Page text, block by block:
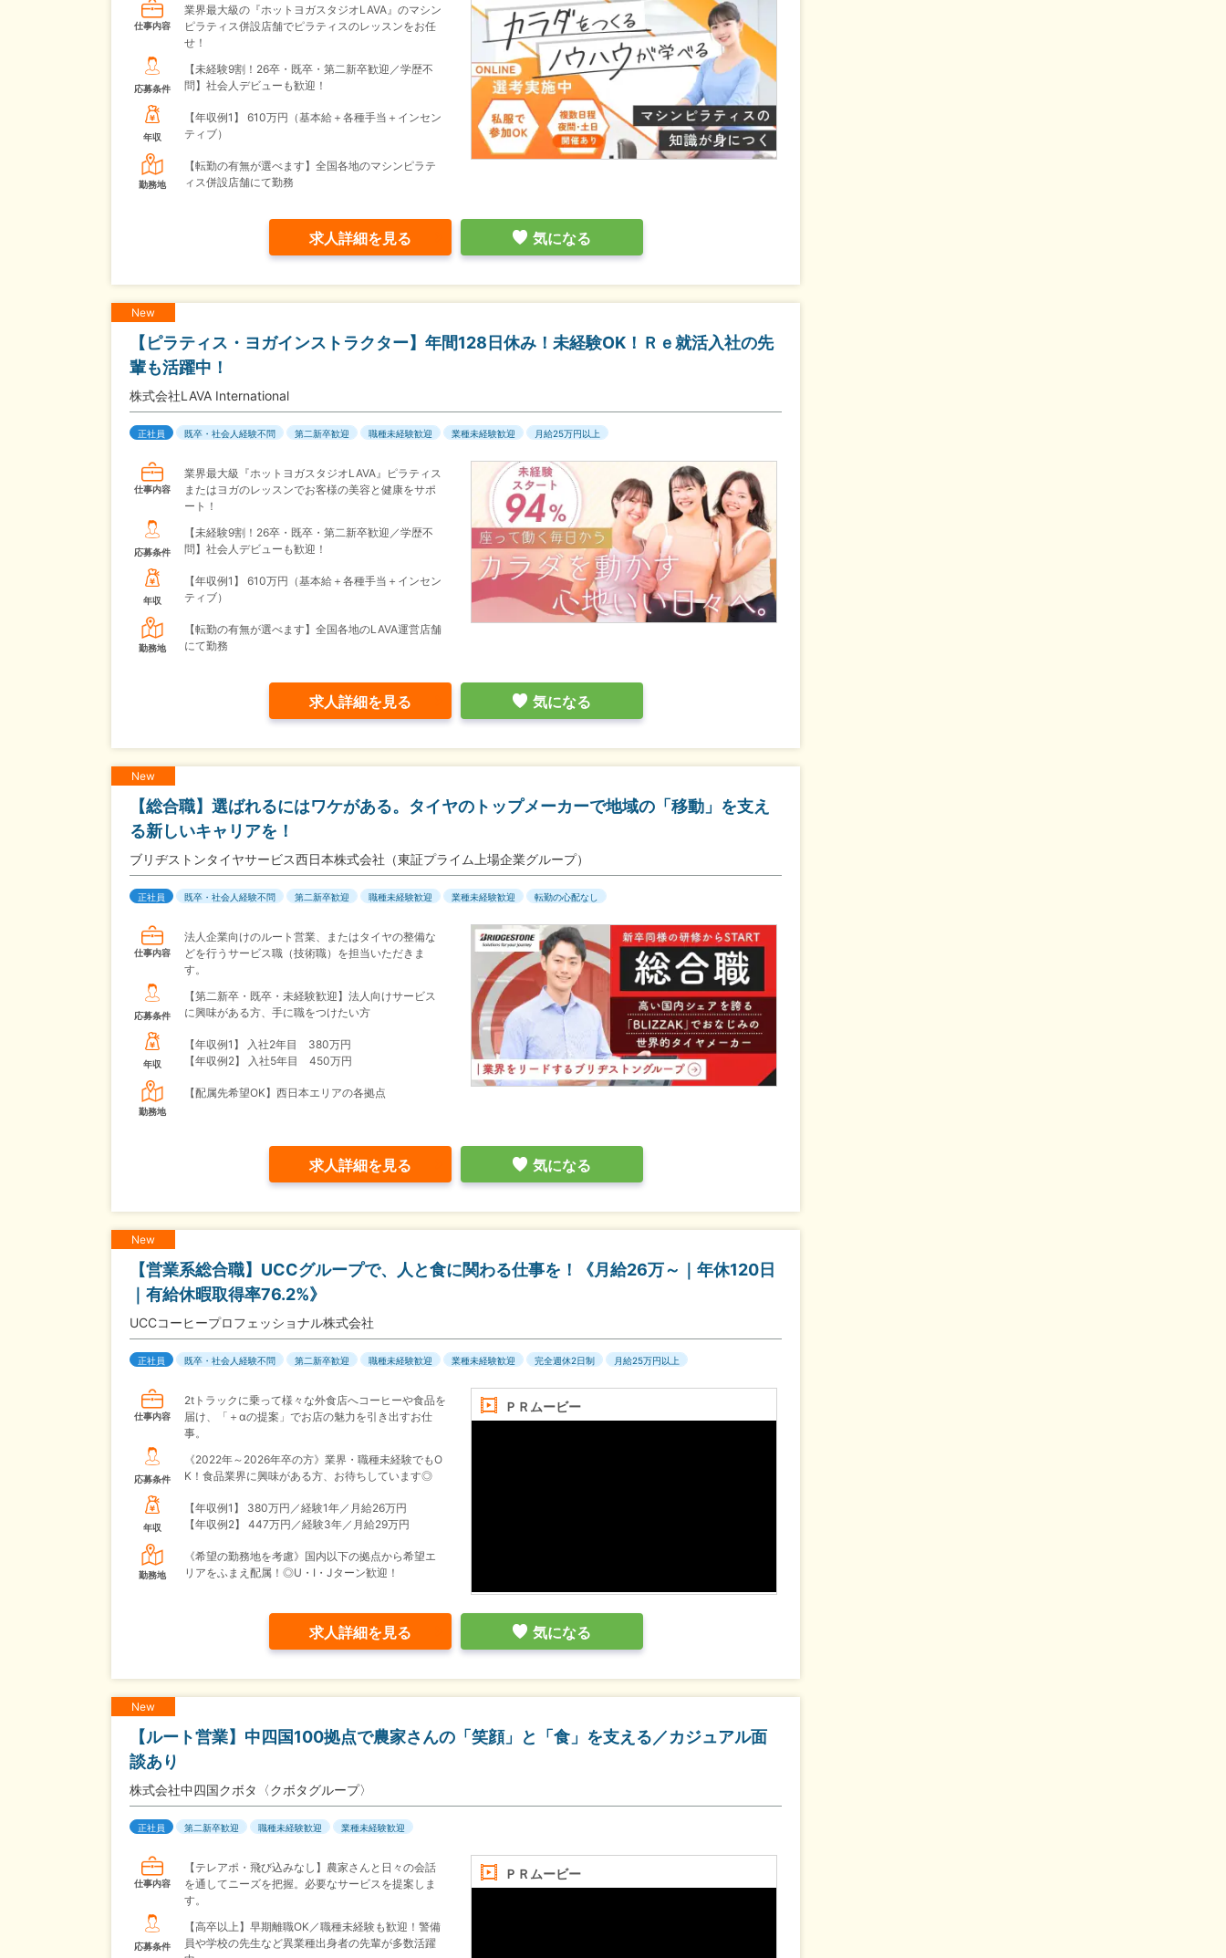
仕事内容
業界最大級の『ホットヨガスタジオLAVA』のマシン
ピラティス併設店舗でピラティスのレッスンをお任
せ！
応募条件
【未経験9割！26卒・既卒・第二新卒歓迎／学歴不
問】社会人デビューも歓迎！
年収
【年収例1】
610万円（基本給＋各種手当＋インセン
ティブ）
勤務地
【転勤の有無が選べます】全国各地のマシンピラテ
ィス併設店舗にて勤務
求人詳細を見る 気になる
New
【ピラティス・ヨガインストラクター】年間128日休み！未経験OK！Ｒｅ就活入社の先
輩も活躍中！
株式会社LAVA International
正社員 既卒・社会人経験不問 第二新卒歓迎 職種未経験歓迎 業種未経験歓迎 月給25万円以上
仕事内容
業界最大級『ホットヨガスタジオLAVA』ピラティス
またはヨガのレッスンでお客様の美容と健康をサポ
ート！
応募条件
【未経験9割！26卒・既卒・第二新卒歓迎／学歴不
問】社会人デビューも歓迎！
年収
【年収例1】
610万円（基本給＋各種手当＋インセン
ティブ）
勤務地
【転勤の有無が選べます】全国各地のLAVA運営店舗
にて勤務
求人詳細を見る 気になる
New
【総合職】選ばれるにはワケがある。タイヤのトップメーカーで地域の「移動」を支え
る新しいキャリアを！
ブリヂストンタイヤサービス西日本株式会社（東証プライム上場企業グループ）
正社員 既卒・社会人経験不問 第二新卒歓迎 職種未経験歓迎 業種未経験歓迎 転勤の心配なし
仕事内容
法人企業向けのルート営業、またはタイヤの整備な
どを行うサービス職（技術職）を担当いただきま
す。
応募条件
【第二新卒・既卒・未経験歓迎】法人向けサービス
に興味がある方、手に職をつけたい方
年収
【年収例1】
入社2年目 380万円
【年収例2】
入社5年目 450万円
勤務地
【配属先希望OK】西日本エリアの各拠点
求人詳細を見る 気になる
New
【営業系総合職】UCCグループで、人と食に関わる仕事を！《月給26万～｜年休120日
｜有給休暇取得率76.2%》
UCCコーヒープロフェッショナル株式会社
正社員 既卒・社会人経験不問 第二新卒歓迎 職種未経験歓迎 業種未経験歓迎 完全週休2日制 月給25万円以上
ＰＲムービー
仕事内容
2tトラックに乗って様々な外食店へコーヒーや食品を
届け、「＋αの提案」でお店の魅力を引き出すお仕
事。
応募条件
《2022年～2026年卒の方》業界・職種未経験でもO
K！食品業界に興味がある方、お待ちしています◎
年収
【年収例1】
380万円／経験1年／月給26万円
【年収例2】
447万円／経験3年／月給29万円
勤務地
《希望の勤務地を考慮》国内以下の拠点から希望エ
リアをふまえ配属！◎U・I・Jターン歓迎！
求人詳細を見る 気になる
New
【ルート営業】中四国100拠点で農家さんの「笑顔」と「食」を支える／カジュアル面
談あり
株式会社中四国クボタ〈クボタグループ〉
正社員 第二新卒歓迎 職種未経験歓迎 業種未経験歓迎
ＰＲムービー
仕事内容
【テレアポ・飛び込みなし】農家さんと日々の会話
を通してニーズを把握。必要なサービスを提案しま
す。
応募条件
【高卒以上】早期離職OK／職種未経験も歓迎！警備
員や学校の先生など異業種出身者の先輩が多数活躍